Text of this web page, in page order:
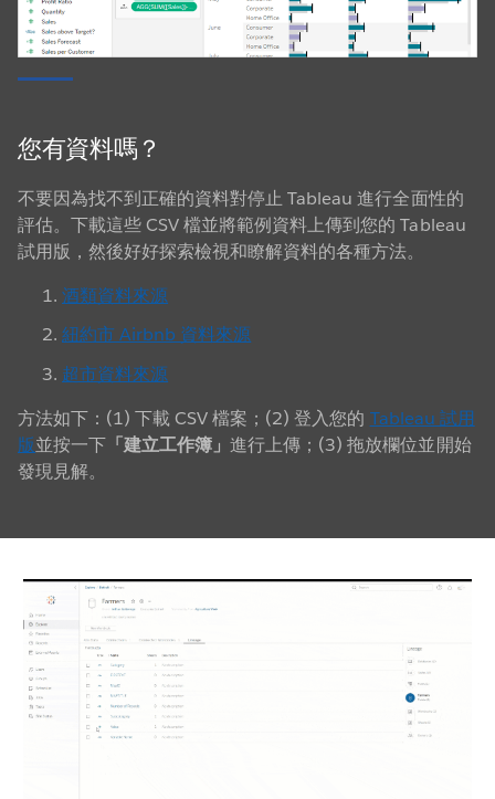
您有資料嗎？
不要因為找不到正確的資料對停止 Tableau 進行全面性的
評估。下載這些 CSV 檔並將範例資料上傳到您的 Tableau
試用版，然後好好探索檢視和瞭解資料的各種方法。
酒類資料來源
紐約市 Airbnb 資料來源
超市資料來源
方法如下：(1) 下載 CSV 檔案；(2) 登入您的 Tableau 試用
版並按一下 「建立工作簿」進行上傳；(3) 拖放欄位並開始
發現見解。